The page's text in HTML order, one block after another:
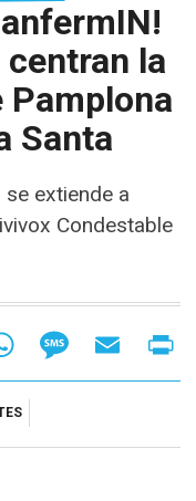
la
Santa
extiende a
Condestable
WhatsAppMessageEmail